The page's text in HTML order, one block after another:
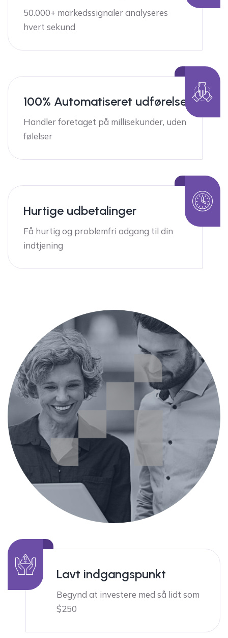
50.000+ markedssignaler analyseres
hvert sekund
100% Automatiseret udførelse
Handler foretaget på millisekunder, uden
følelser
Hurtige udbetalinger
Få hurtig og problemfri adgang til din
indtjening
Lavt indgangspunkt
Begynd at investere med så lidt som
$250